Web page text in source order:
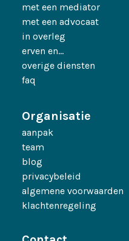
met een mediator
met een advocaat
in overleg
erven en…
overige diensten
faq
Organisatie
aanpak
team
blog
privacybeleid
algemene voorwaarden
klachtenregeling